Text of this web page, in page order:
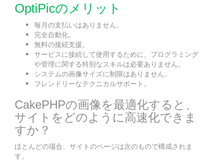
OptiPicのメリット
毎月の支払いはありません。
完全自動化。
無料の接続支援。
サービスに接続して使用するために、プログラミング
や管理に関する特別なスキルは必要ありません。
システムの画像サイズに制限はありません。
フレンドリーなテクニカルサポート。
CakePHPの画像を最適化すると、
サイトをどのように高速化できま
すか？
ほとんどの場合、サイトのページは次のもので構成されま
す。